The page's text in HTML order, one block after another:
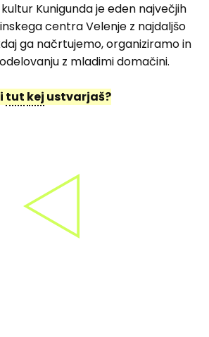
Kunigunda je eden največjih
centra Velenje z najdaljšo
ga načrtujemo, organiziramo in
z mladimi domačini.
tut kej ustvarjaš?